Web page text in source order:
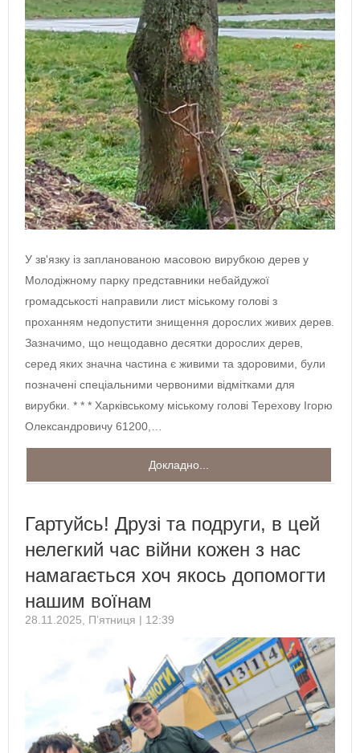
У зв'язку із запланованою масовою вирубкою дерев у
Молодіжному парку представники небайдужої
громадськості направили лист міському голові з
проханням недопустити знищення дорослих живих дерев.
Зазначимо, що нещодавно десятки дорослих дерев,
серед яких значна частина є живими та здоровими, були
позначені спеціальними червоними відмітками для
вирубки. * * * Харківському міському голові Терехову Ігорю
Олександровичу 61200,…
Докладно...
Гартуйсь! Друзі та подруги, в цей
нелегкий час війни кожен з нас
намагається хоч якось допомогти
нашим воїнам
28.11.2025, П’ятниця | 12:39